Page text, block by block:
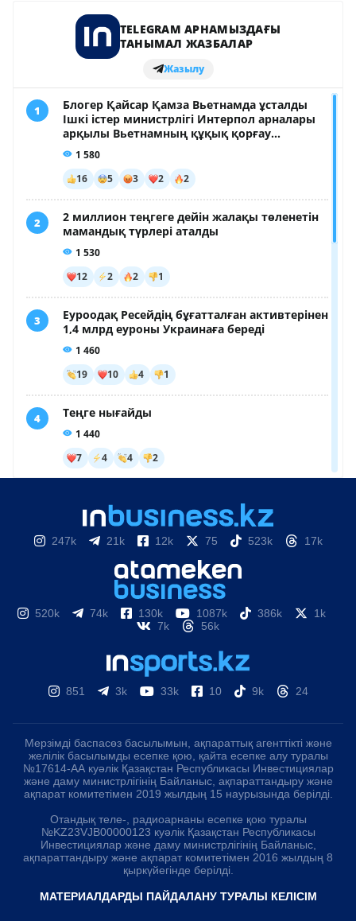
247k 21k 12k 75 523k 17k
520k 74k 130k 1087k 386k
1k
7k
56k
851 3k 33k 10 9k 24
Мерзімді баспасөз басылымын, ақпараттық агенттікті және
желілік басылымды есепке қою, қайта есепке алу туралы
№17614-АА куәлік Қазақстан Республикасы Инвестициялар
және даму министрлігінің Байланыс, ақпараттандыру және
ақпарат комитетімен 2019 жылдың 15 наурызында берілді.
Отандық теле-, радиоарнаны есепке қою туралы
№KZ23VJB00000123 куәлік Қазақстан Республикасы
Инвестициялар және даму министрлігінің Байланыс,
ақпараттандыру және ақпарат комитетімен 2016 жылдың 8
қыркүйегінде берілді.
МАТЕРИАЛДАРДЫ ПАЙДАЛАНУ ТУРАЛЫ КЕЛІСІМ